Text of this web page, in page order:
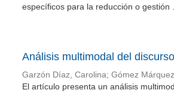
específicos para la reducción o gestión ...
Análisis multimodal del
Garzón Díaz, Carolina; Gómez
El artículo presenta un análisis